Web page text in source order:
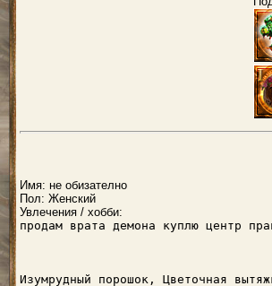
Имя: не обизателно
Пол: Женский
Увлечения / хобби:
продам врата демона куплю центр
Изумрудный порошок, Цветочная